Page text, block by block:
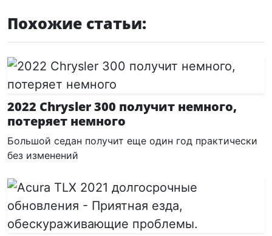
Похожие статьи:
2022 Chrysler 300 получит немного,
потеряет немного
Большой седан получит еще один год практически
без изменений